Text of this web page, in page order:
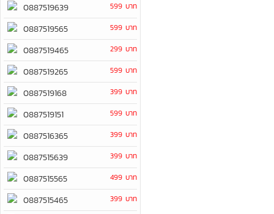
0887519639 599 บาท
0887519565 599 บาท
0887519465 299 บาท
0887519265 599 บาท
0887519168 399 บาท
0887519151 599 บาท
0887516365 399 บาท
0887515639 399 บาท
0887515565 499 บาท
0887515465 399 บาท